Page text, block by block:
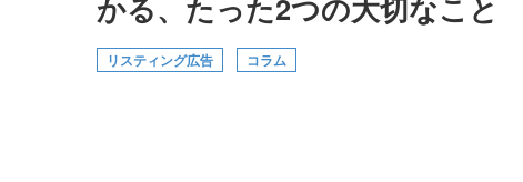
かる、たった2つの大切なこと
リスティング広告 コラム